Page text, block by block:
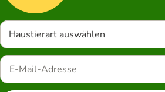
Haustierart auswählen